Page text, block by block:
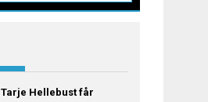
Tarje Hellebust får